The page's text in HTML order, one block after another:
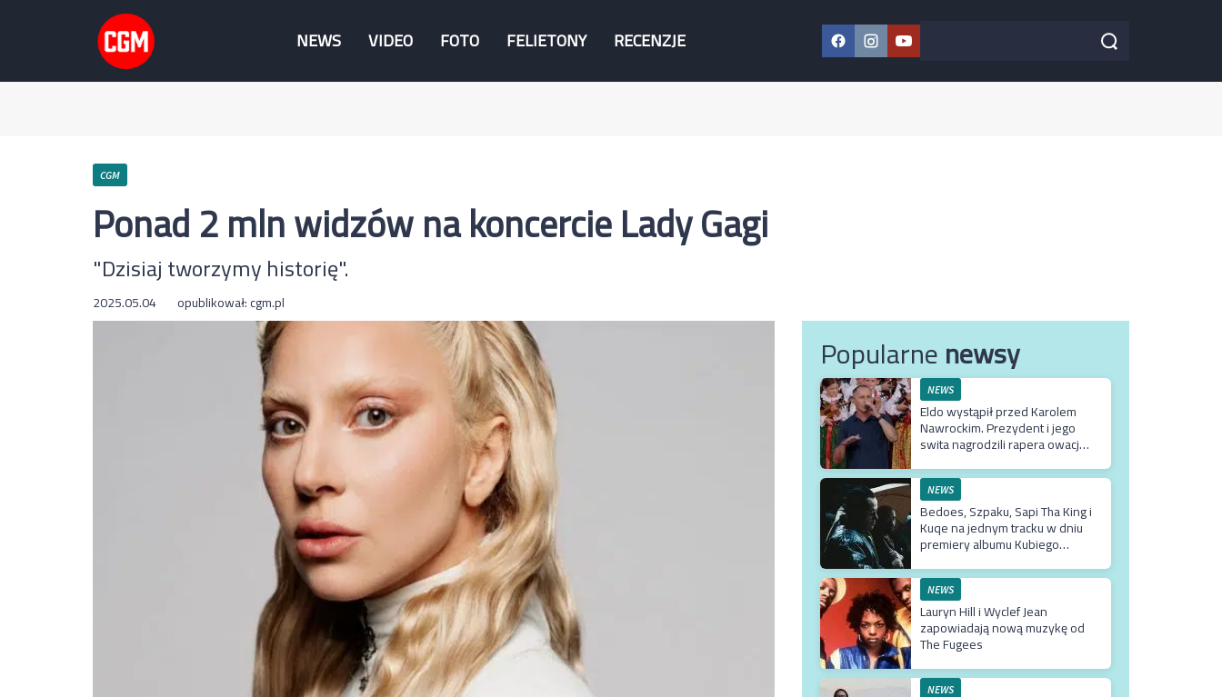
NEWS VIDEO FOTO FELIETONY RECENZJE Facebook
Instagram
YouTube
Szukaj w serwisie Szukaj
CGM
Ponad 2 mln widzów na koncercie Lady Gagi
"Dzisiaj tworzymy historię".
2025.05.04 opublikował:cgm.pl
Popularnenewsy
NEWS
Eldo wystąpił przed Karolem
Nawrockim. Prezydent i jego
swita nagrodzili rapera owacją
NEWS
Bedoes, Szpaku, Sapi Tha King i
Kuqe na jednym tracku w dniu
premiery albumu Kubiego
NEWS
Lauryn Hill i Wyclef Jean
zapowiadają nową muzykę od
The Fugees
NEWS